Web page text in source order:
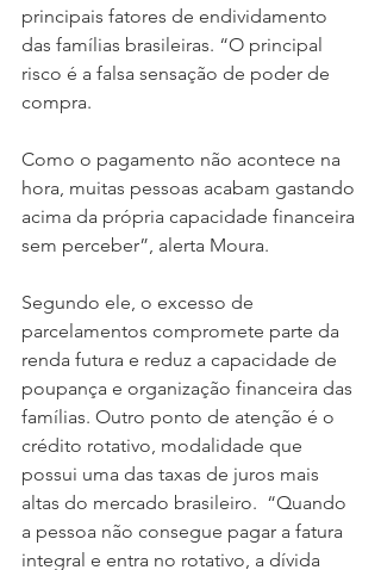
principais fatores de endividamento
das famílias brasileiras. “O principal
risco é a falsa sensação de poder de
compra.
Como o pagamento não acontece na
hora, muitas pessoas acabam gastando
acima da própria capacidade financeira
sem perceber”, alerta Moura.
Segundo ele, o excesso de
parcelamentos compromete parte da
renda futura e reduz a capacidade de
poupança e organização financeira das
famílias. Outro ponto de atenção é o
crédito rotativo, modalidade que
possui uma das taxas de juros mais
altas do mercado brasileiro.  “Quando
a pessoa não consegue pagar a fatura
integral e entra no rotativo, a dívida